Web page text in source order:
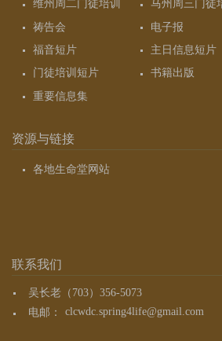
维州周二门徒培训
马州周三门徒
祷告会
电子报
福音短片
主日信息短片
门徒培训短片
书籍出版
重要信息集
资源与链接
各地生命堂网站
联系我们
吴长老（703）356-5073
电邮：
clcwdc.spring4life@gmail.com